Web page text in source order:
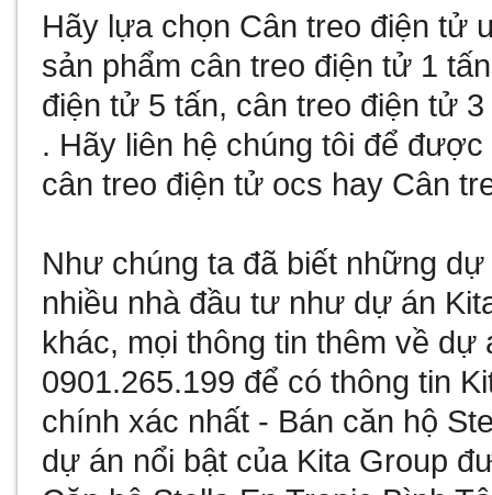
Hãy lựa chọn Cân treo điện tử
sản phẩm cân treo điện tử 1 tấn
điện tử 5 tấn, cân treo điện tử 3
. Hãy liên hệ chúng tôi để
cân treo điện tử ocs hay Cân
Như chúng ta đã biết những dự
nhiều nhà đầu tư như dự án
khác, mọi thông tin thêm về dự
0901.265.199 để có thông tin
chính xác nhất - Bán căn hộ
dự án nổi bật của Kita Group